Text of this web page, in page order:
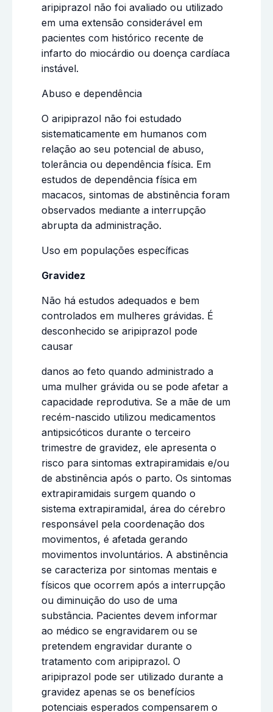
aripiprazol não foi avaliado ou utilizado
em uma extensão considerável em
pacientes com histórico recente de
infarto do miocárdio ou doença cardíaca
instável.
Abuso e dependência
O aripiprazol não foi estudado
sistematicamente em humanos com
relação ao seu potencial de abuso,
tolerância ou dependência física. Em
estudos de dependência física em
macacos, sintomas de abstinência foram
observados mediante a interrupção
abrupta da administração.
Uso em populações específicas
Gravidez
Não há estudos adequados e bem
controlados em mulheres grávidas. É
desconhecido se aripiprazol pode
causar
danos ao feto quando administrado a
uma mulher grávida ou se pode afetar a
capacidade reprodutiva. Se a mãe de um
recém-nascido utilizou medicamentos
antipsicóticos durante o terceiro
trimestre de gravidez, ele apresenta o
risco para sintomas extrapiramidais e/ou
de abstinência após o parto. Os sintomas
extrapiramidais surgem quando o
sistema extrapiramidal, área do cérebro
responsável pela coordenação dos
movimentos, é afetada gerando
movimentos involuntários. A abstinência
se caracteriza por sintomas mentais e
físicos que ocorrem após a interrupção
ou diminuição do uso de uma
substância. Pacientes devem informar
ao médico se engravidarem ou se
pretendem engravidar durante o
tratamento com aripiprazol. O
aripiprazol pode ser utilizado durante a
gravidez apenas se os benefícios
potenciais esperados compensarem o